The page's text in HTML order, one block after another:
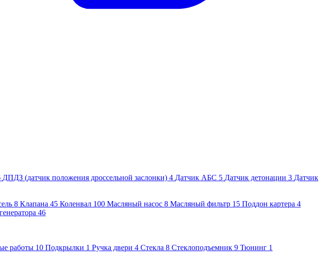
ДПДЗ (датчик положения дроссельной заслонки) 4 Датчик АБС 5 Датчик детонации 3 Датчик
8 Клапана 45 Коленвал 100 Масляный насос 8 Масляный фильтр 15 Поддон картера 4
46
работы 10 Подкрылки 1 Ручка двери 4 Стекла 8 Стеклоподъемник 9 Тюнинг 1